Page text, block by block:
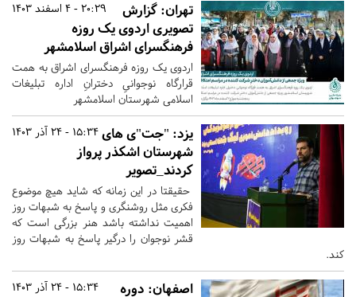
20:29 - 4 اسفند 1403 تهران: گزارش
تصویری اردوی یک روزه
فرهنگسرای اشراق اسلامشهر
اردوی یک روزه فرهنگسرای اشراق به همت
قرارگاه نوجوانیِ دخترانِ اداره تبلیغات
اسلامی شهرستان اسلامشهر
15:34 - 24 آذر 1403 یزد: "جت"ی های
شهرستان اشکذر پرواز
کردند_تصویر
حقیقتا در این زمانه که شاید هیچ موضوع
فکری مثل روشنگری و پاسخ به شبهات روز
اهمیت نداشته باشد هنر بزرگی است که
قشر نوجوان را درگیر پاسخ به شبهات روز
کند.
15:34 - 24 آذر 1403 اصفهان: دوره